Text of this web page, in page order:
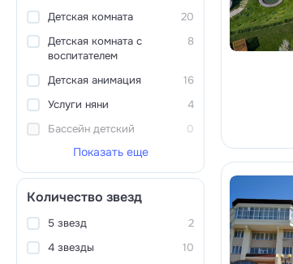
Детская комната
20
Детская комната с
воспитателем
8
Детская анимация
16
Услуги няни
4
Бассейн детский
0
Показать еще
Количество звезд
5 звезд
2
4 звезды
10